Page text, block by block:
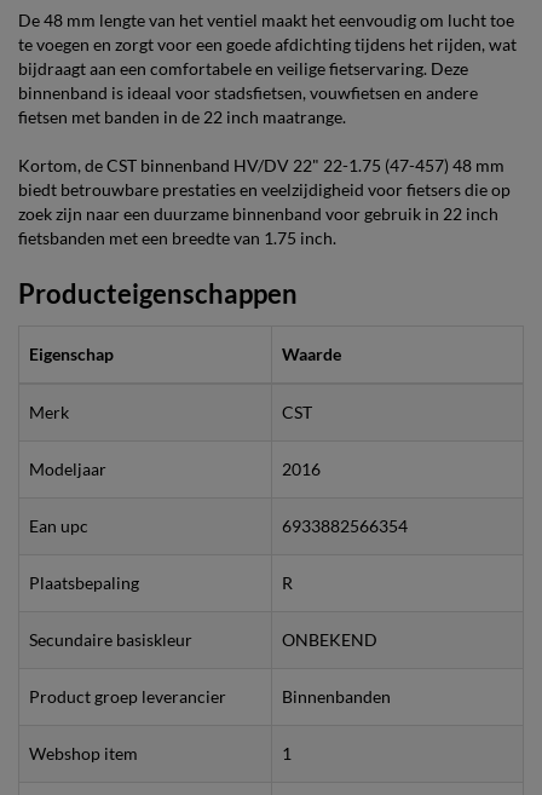
De 48 mm lengte van het ventiel maakt het eenvoudig om lucht toe
te voegen en zorgt voor een goede afdichting tijdens het rijden, wat
bijdraagt aan een comfortabele en veilige fietservaring. Deze
binnenband is ideaal voor stadsfietsen, vouwfietsen en andere
fietsen met banden in de 22 inch maatrange.
Kortom, de CST binnenband HV/DV 22" 22-1.75 (47-457) 48 mm
biedt betrouwbare prestaties en veelzijdigheid voor fietsers die op
zoek zijn naar een duurzame binnenband voor gebruik in 22 inch
fietsbanden met een breedte van 1.75 inch.
Producteigenschappen
Eigenschap Waarde
Merk CST
Modeljaar 2016
Ean upc 6933882566354
Plaatsbepaling R
Secundaire basiskleur ONBEKEND
Product groep leverancier Binnenbanden
Webshop item 1